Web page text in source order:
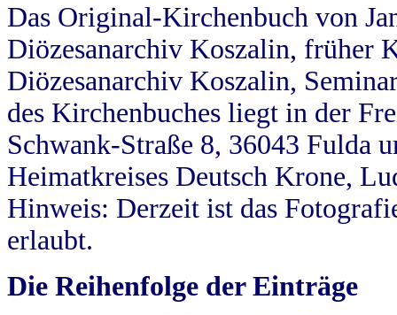
Das Original-Kirchenbuch von
Diözesanarchiv Koszalin, früher
Diözesanarchiv Koszalin,
des Kirchenbuches liegt in der
Schwank-Straße 8, 36043 Fulda
Heimatkreises Deutsch Krone,
Hinweis: Derzeit ist das
erlaubt.
Die Reihenfolge der Einträge